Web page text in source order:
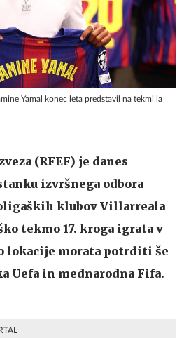
Yamal konec leta predstavil na tekmi la
(RFEF) je danes
izvršnega odbora
klubov Villarreala
tekmo 17. kroga igrata v
lokacije morata potrditi še
Uefa in mednarodna Fifa.